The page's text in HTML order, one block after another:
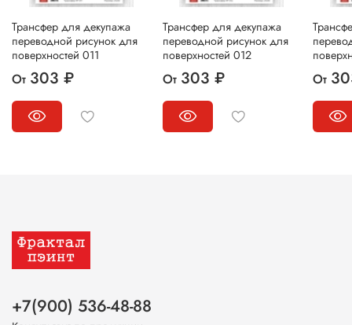
Трансфер для декупажа
переводной рисунок для
поверхностей 011
От 303 ₽
Трансфер для декупажа
переводной рисунок для
поверхностей 012
От 303 ₽ От
+7(900) 536-48-88